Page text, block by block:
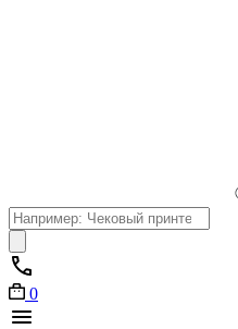
Поиск
товаров
0